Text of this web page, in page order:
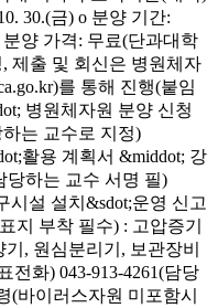
30.(금) o 분양 기간:
분양 가격: 무료(단과대학
제출 및 회신은 병원체자
를 통해 진행(붙임
병원체자원 분양 신청
는 교수로 지정)
활용 계획서 &middot; 강
당하는 교수 서명 필)
시설 설치&sdot;운영 신고
지 부착 필수) : 고압증기
, 원심분리기, 보관장비
전화) 043-913-4261(담당
(바이러스자원 미포함시